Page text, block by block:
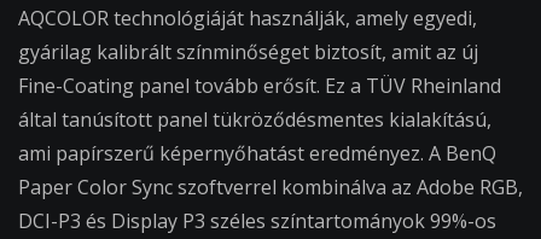
AQCOLOR technológiáját használják, amely egyedi,
gyárilag kalibrált színminőséget biztosít, amit az új
Fine-Coating panel tovább erősít. Ez a TÜV Rheinland
által tanúsított panel tükröződésmentes kialakítású,
ami papírszerű képernyőhatást eredményez. A BenQ
Paper Color Sync szoftverrel kombinálva az Adobe RGB,
DCI-P3 és Display P3 széles színtartományok 99%-os